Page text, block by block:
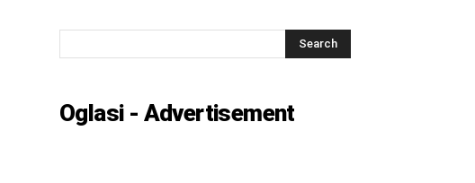
Oglasi - Advertisement